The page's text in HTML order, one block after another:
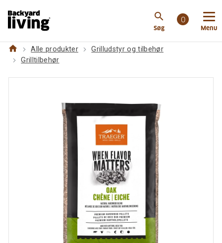
search
Søg
0
Menu
og-tilbehoer/grilltilbehoer/traeger-traepiller-eg
home Alle produkter
Grilludstyr og tilbehør
Grilltilbehør